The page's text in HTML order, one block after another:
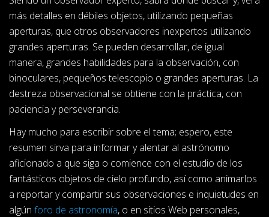
más detalles en débiles objetos, utilizando pequeñas
aperturas, que otros observadores inexpertos utilizando
grandes aperturas. Se pueden desarrollar, de igual
manera, grandes habilidades para la observación, con
binoculares, pequeños telescopio o grandes aperturas. La
destreza observacional se obtiene con la práctica, con
paciencia y perseverancia.
Hay mucho para escribir sobre el tema; espero, este
resumen sirva para informar y alentar al astrónomo
aficionado a que siga o comience con el estudio de los
fantásticos objetos de cielo profundo, así como animarlos
a reportar y compartir sus observaciones e inquietudes en
algún foro de astronomía, o en sitios Web personales,